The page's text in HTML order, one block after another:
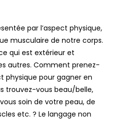
par l’aspect physique,
musculaire de notre corps.
qui est extérieur et
autres. Comment prenez-
physique pour gagner en
trouvez-vous beau/belle,
soin de votre peau, de
etc. ? Le langage non